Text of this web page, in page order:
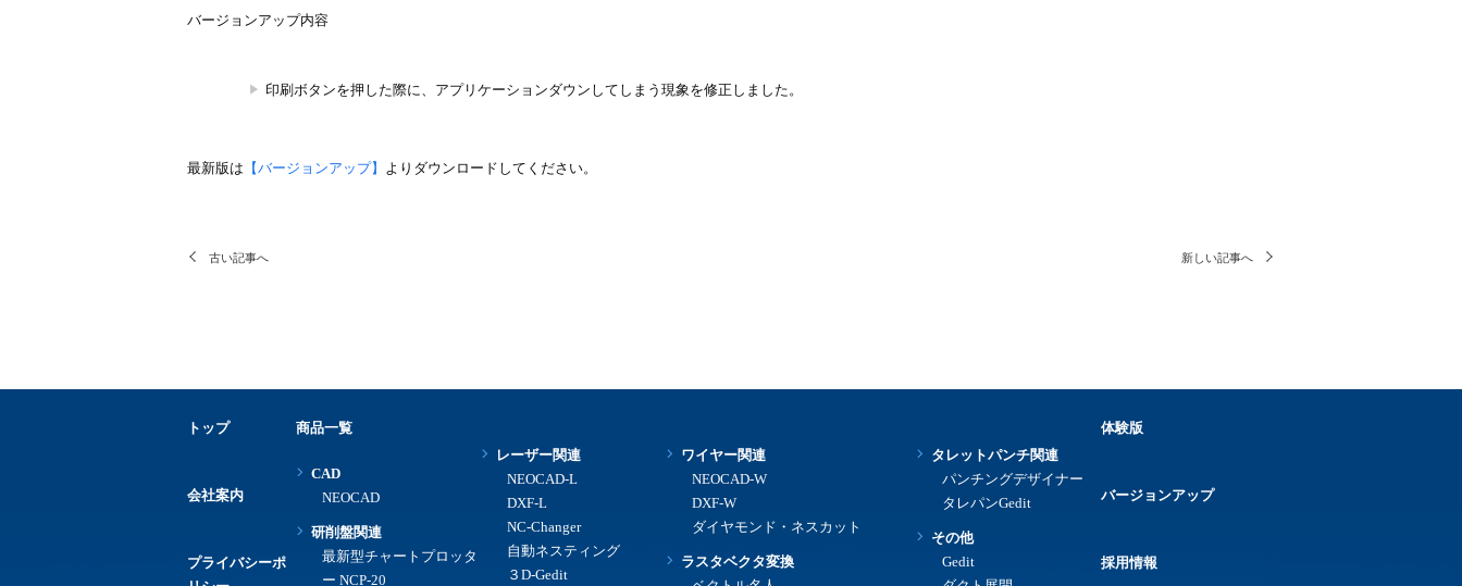
バージョンアップ内容
印刷ボタンを押した際に、アプリケーションダウンしてしまう現象を修正しました。
最新版は 【バージョンアップ】 よりダウンロードしてください。
古い記事へ 新しい記事へ
トップ
会社案内
プライバシーポ
商品一覧
CAD
NEOCAD
研削盤関連
最新型チャートプロッタ
ー NCP-20
レーザー関連
NEOCAD-L
DXF-L
NC-Changer
自動ネスティング
３D-Gedit
ワイヤー関連
NEOCAD-W
DXF-W
ダイヤモンド・ネスカット
ラスタベクタ変換
タレットパンチ関連
パンチングデザイナー
タレパンGedit
その他
Gedit
体験版
バージョンアップ
採用情報